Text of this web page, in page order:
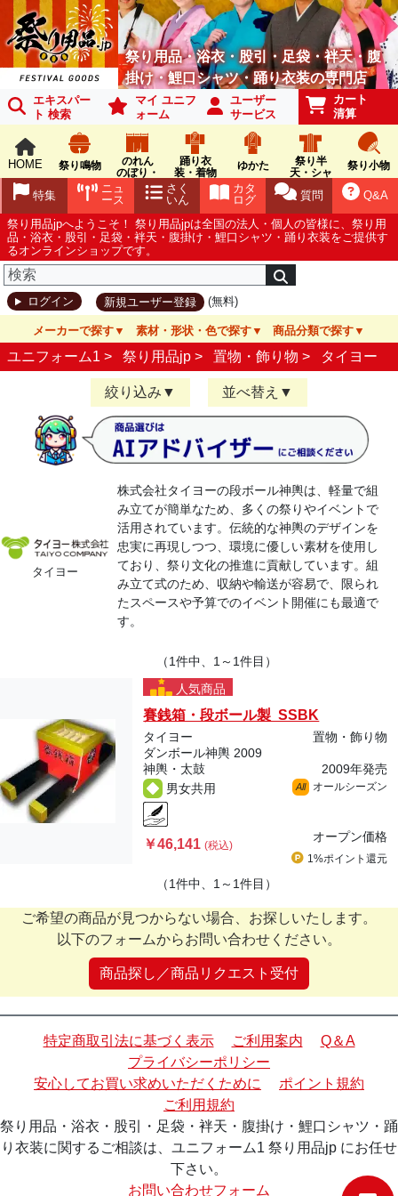
祭り用品・浴衣・股引・足袋・袢天・腹
掛け・鯉口シャツ・踊り衣装の専門店
エキスパー
ト 検索
マイ ユニフ
ォーム
ユーザー
サービス
カート
清算
HOME 祭り鳴物
のれん
のぼり・
踊り衣
装・着物
ゆかた
祭り半
天・シャ
祭り小物
Q&A
質問
カタ
ログ
さく
いん
ニュ
ース
特集
祭り用品jpへようこそ！ 祭り用品jpは全国の法人・個人の皆様に、祭り用
品・浴衣・股引・足袋・袢天・腹掛け・鯉口シャツ・踊り衣装をご提供す
るオンラインショップです。
ログイン 新規ユーザー登録 (無料)
メーカーで探す 素材・形状・色で探す 商品分類で探す
ユニフォーム1 > 祭り用品jp > 置物・飾り物 > タイヨー
絞り込み 並べ替え
タイヨー
株式会社タイヨーの段ボール神輿は、軽量で組
み立てが簡単なため、多くの祭りやイベントで
活用されています。伝統的な神輿のデザインを
忠実に再現しつつ、環境に優しい素材を使用し
ており、祭り文化の推進に貢献しています。組
み立て式のため、収納や輸送が容易で、限られ
たスペースや予算でのイベント開催にも最適で
す。
（1件中、1～1件目）
人気商品
賽銭箱・段ボール製 SSBK
タイヨー
置物・飾り物
ダンボール神輿 2009
神輿・太鼓
2009年発売
男女共用
All オールシーズン
￥46,141(税込)
オープン価格
1%ポイント 還元
（1件中、1～1件目）
ご希望の商品が見つからない場合、お探しいたします。
以下のフォームからお問い合わせください。
商品探し／商品リクエスト受付
特定商取引法に基づく表示 ご利用案内
Q＆A
プライバシーポリシー
安心してお買い求めいただくために
ポイント規約
ご利用規約
祭り用品・浴衣・股引・足袋・袢天・腹掛け・鯉口シャツ・踊
り衣装に関するご相談は、ユニフォーム1 祭り用品jp にお任せ
下さい。
お問い合わせフォーム